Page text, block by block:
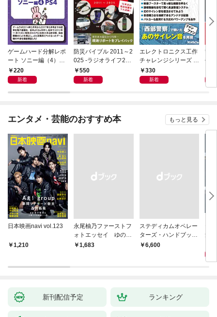
ゲームハード分解レポ
ート ソニー編（4）PS
4 －ゲームラボアーカ
イブス－
220
新着
防災バイブル 2011～2
025 -ラジオライフ202
6年４月号特別付録
《電子版》-
550
新着
エレクトロニクス工作
チャレンジシリーズ C
LASSICS 2001
330
新着
警
作
ス］
エンタメ・芸能のおすすめ本 もっと見る
日本映画navi vol.123
1,210
永尾柚乃ファーストフ
ォトエッセイ ゆのも
のがたり
￥1,683
ステディカムオペレー
ターズ・ハンドブック
日本語版 電子版 第２
￥6,600
集
ウ
【
新刊配信予定 ランキング